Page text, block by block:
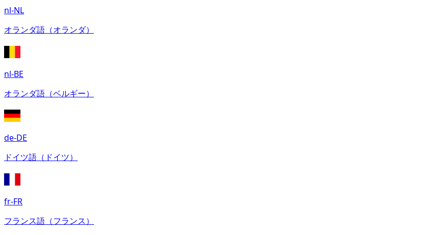
nl-NL
オランダ語（オランダ）
nl-BE
オランダ語（ベルギー）
de-DE
ドイツ語（ドイツ）
fr-FR
フランス語（フランス）